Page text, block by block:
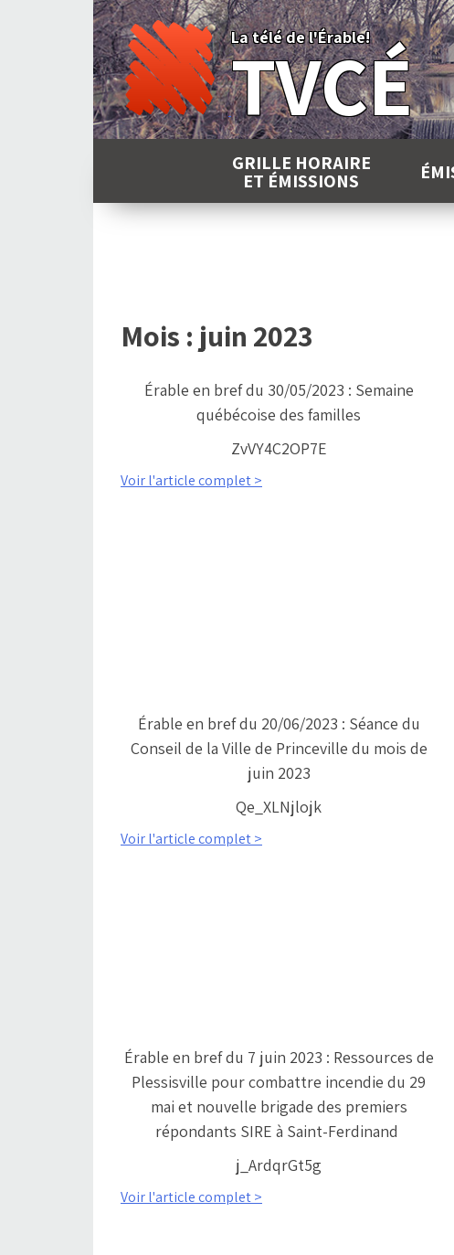
La télé de l'Érable!
TVCÉ
GRILLE HORAIRE
ET ÉMISSIONS
Mois : juin 2023
Érable en bref du 30/05/2023 : Semaine
québécoise des familles
ZvVY4C2OP7E
Voir l'article complet >
Érable en bref du 20/06/2023 : Séance du
Conseil de la Ville de Princeville du mois de
juin 2023
Qe_XLNjlojk
Voir l'article complet >
Érable en bref du 7 juin 2023 : Ressources de
Plessisville pour combattre incendie du 29
mai et nouvelle brigade des premiers
répondants SIRE à Saint-Ferdinand
j_ArdqrGt5g
Voir l'article complet >